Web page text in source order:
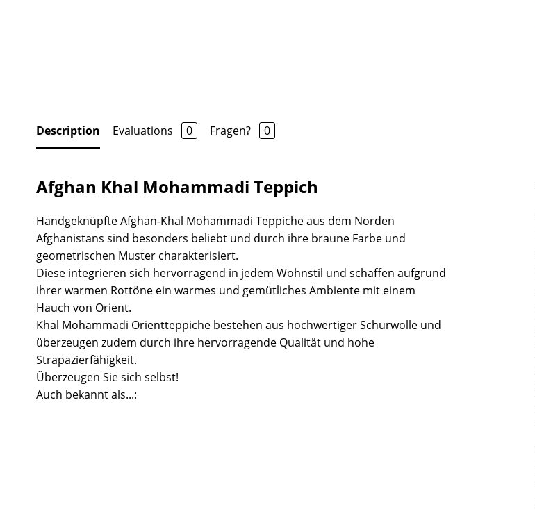
Description Evaluations 0 Fragen? 0
Afghan Khal Mohammadi Teppich
Handgeknüpfte Afghan-Khal Mohammadi Teppiche aus dem Norden
Afghanistans sind besonders beliebt und durch ihre braune Farbe und
geometrischen Muster charakterisiert.
Diese integrieren sich hervorragend in jedem Wohnstil und schaffen aufgrund
ihrer warmen Rottöne ein warmes und gemütliches Ambiente mit einem
Hauch von Orient.
Khal Mohammadi Orientteppiche bestehen aus hochwertiger Schurwolle und
überzeugen zudem durch ihre hervorragende Qualität und hohe
Strapazierfähigkeit.
Überzeugen Sie sich selbst!
Auch bekannt als...: